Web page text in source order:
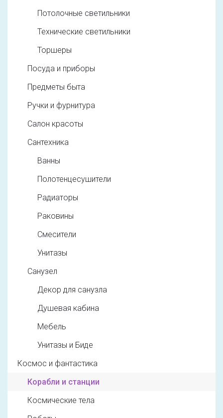
Потолочные светильники
Технические светильники
Торшеры
Посуда и приборы
Предметы быта
Ручки и фурнитура
Салон красоты
Сантехника
Ванны
Полотенцесушители
Радиаторы
Раковины
Смесители
Унитазы
Санузел
Декор для санузла
Душевая кабина
Мебель
Унитазы и Биде
Космос и фантастика
Корабли и станции
Космические тела